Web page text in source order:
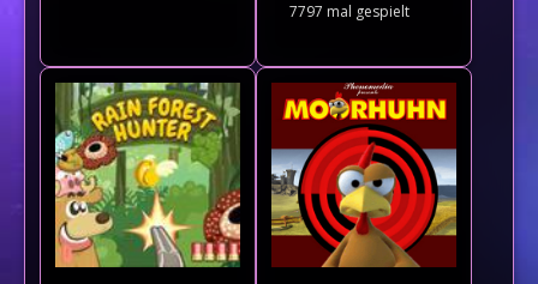
7797 mal gespielt